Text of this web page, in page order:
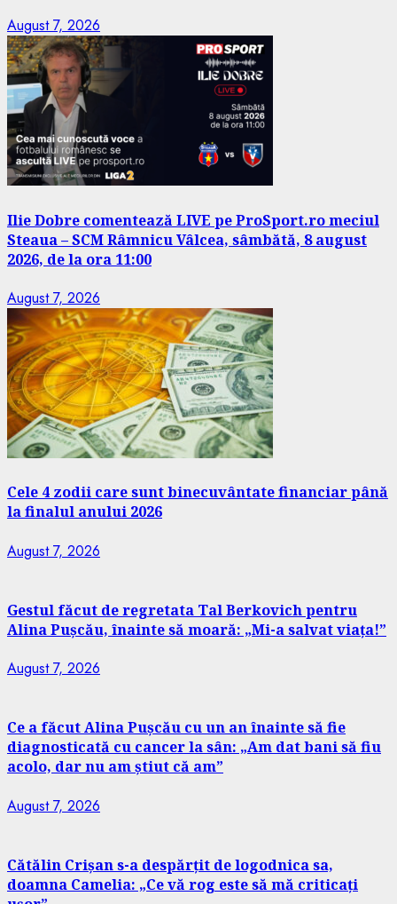
August 7, 2026
Ilie Dobre comentează LIVE pe ProSport.ro meciul
Steaua – SCM Râmnicu Vâlcea, sâmbătă, 8 august
2026, de la ora 11:00
August 7, 2026
Cele 4 zodii care sunt binecuvântate financiar până
la finalul anului 2026
August 7, 2026
Gestul făcut de regretata Tal Berkovich pentru
Alina Pușcău, înainte să moară: „Mi-a salvat viața!”
August 7, 2026
Ce a făcut Alina Pușcău cu un an înainte să fie
diagnosticată cu cancer la sân: „Am dat bani să fiu
acolo, dar nu am știut că am”
August 7, 2026
Cătălin Crișan s-a despărțit de logodnica sa,
doamna Camelia: „Ce vă rog este să mă criticați